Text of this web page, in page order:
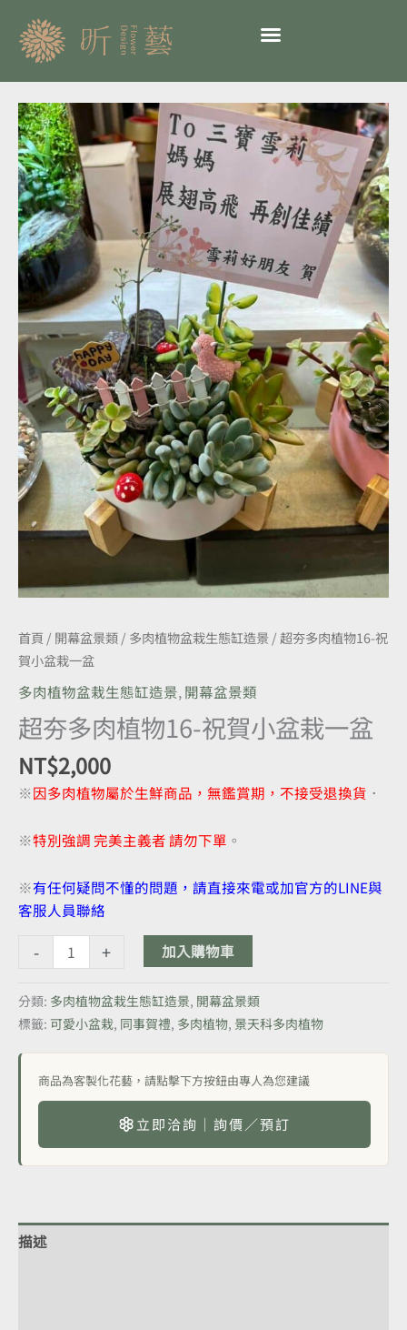
要
首頁 / 開幕盆景類/ 多肉植物盆栽生態缸造景/ 超夯多肉植物16-祝
賀小盆栽一盆
多肉植物盆栽生態缸造景, 開幕盆景類
超夯多肉植物16-祝賀小盆栽一盆
NT$2,000
※因多肉植物屬於生鮮商品，無鑑賞期，不接受退換貨 ．
※特別強調 完美主義者 請勿下單 。
※有任何疑問不懂的問題，請直接來電或加官方的LINE與
客服人員聯絡
-
超
夯
多
肉
植
物
16-
祝
賀
小
盆
栽
一
盆
數
量
+ 加入購物車
分類: 多肉植物盆栽生態缸造景, 開幕盆景類
標籤: 可愛小盆栽, 同事賀禮, 多肉植物, 景天科多肉植物
商品為客製化花藝，請點擊下方按鈕由專人為您建議
立即洽詢｜詢價／預訂
描述